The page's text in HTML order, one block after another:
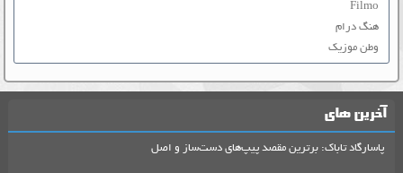
Filmo
هنگ درام
وطن موزیک
آخرین های
پاسارگاد تاباک: برترین مقصد پیپ‌های دست‌ساز و اصل